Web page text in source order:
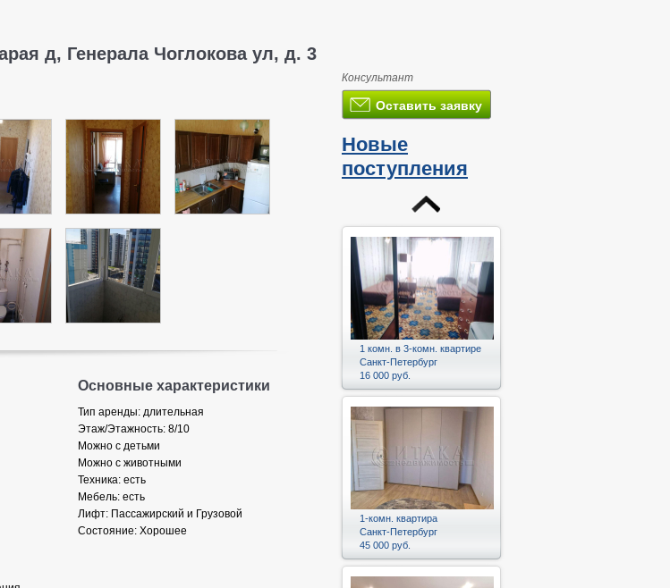
д, Генерала Чоглокова ул, д. 3
Основные характеристики
Тип аренды: длительная
Этаж/Этажность: 8/10
Можно с детьми
Можно с животными
Техника: есть
Мебель: есть
Лифт: Пассажирский и Грузовой
Состояние: Хорошее
Консультант
Оставить заявку
Новые
поступления
1 комн. в 3-комн. квартире
Санкт-Петербург
16 000 руб.
1-комн. квартира
Санкт-Петербург
45 000 руб.